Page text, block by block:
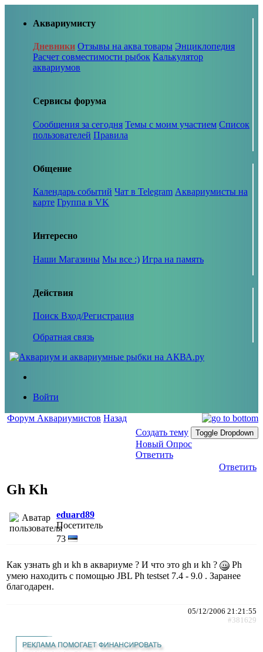
Аквариумисту
Дневники Отзывы на аква товары Энциклопедия
Расчет совместимости рыбок Калькулятор
аквариумов
Сервисы форума
Сообщения за сегодня Темы с моим участием Список
пользователей Правила
Общение
Календарь событий Чат в Telegram Аквариумисты на
карте Группа в VK
Интересно
Наши Магазины Мы все :) Игра на память
Действия
Поиск Вход/Регистрация
Обратная связь
Войти
Форум Аквариумистов Назад
Создать тему
Toggle Dropdown
Новый Опрос
Ответить
Ответить
Gh Kh
eduard89
Посетитель
73
Как узнать gh и kh в аквариуме ? И что это gh и kh ?
Ph
умею находить с помощью JBL Ph testset 7.4 - 9.0 . Заранее
благодарен.
05/12/2006 21:21:55
#381629